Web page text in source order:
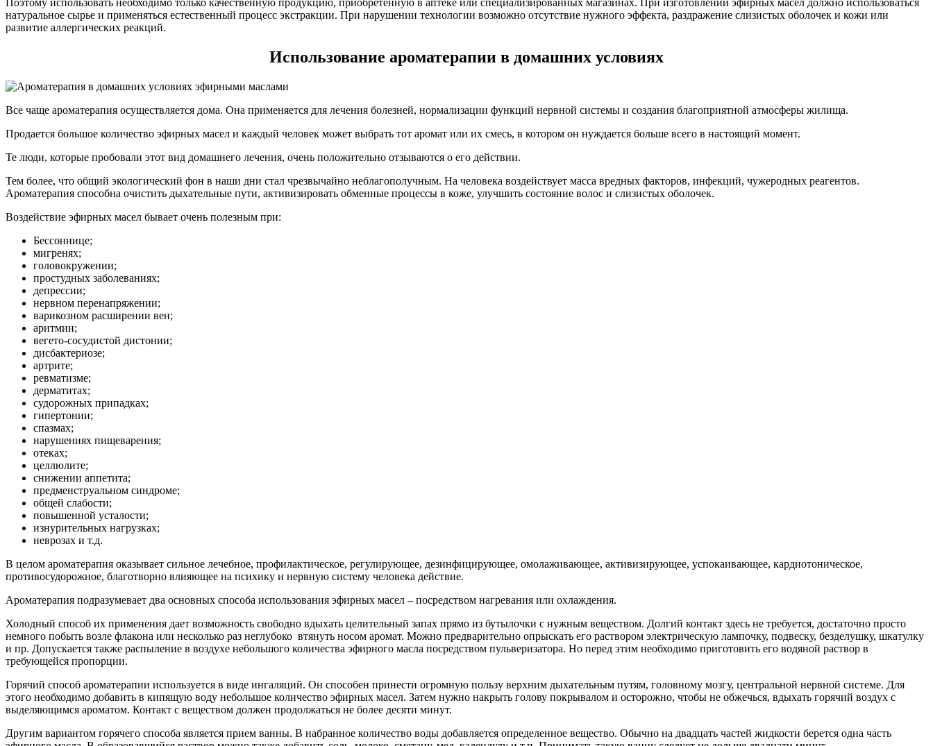
Поэтому использовать необходимо только качественную продукцию, приобретенную в аптеке или специализированных магазинах. При изготовлении эфирных масел должно использоваться
натуральное сырье и применяться естественный процесс экстракции. При нарушении технологии возможно отсутствие нужного эффекта, раздражение слизистых оболочек и кожи или
развитие аллергических реакций.
Использование ароматерапии в домашних условиях
Все чаще ароматерапия осуществляется дома. Она применяется для лечения болезней, нормализации функций нервной системы и создания благоприятной атмосферы жилища.
Продается большое количество эфирных масел и каждый человек может выбрать тот аромат или их смесь, в котором он нуждается больше всего в настоящий момент.
Те люди, которые пробовали этот вид домашнего лечения, очень положительно отзываются о его действии.
Тем более, что общий экологический фон в наши дни стал чрезвычайно неблагополучным. На человека воздействует масса вредных факторов, инфекций, чужеродных реагентов.
Ароматерапия способна очистить дыхательные пути, активизировать обменные процессы в коже, улучшить состояние волос и слизистых оболочек.
Воздействие эфирных масел бывает очень полезным при:
Бессоннице;
мигренях;
головокружении;
простудных заболеваниях;
депрессии;
нервном перенапряжении;
варикозном расширении вен;
аритмии;
вегето-сосудистой дистонии;
дисбактериозе;
артрите;
ревматизме;
дерматитах;
судорожных припадках;
гипертонии;
спазмах;
нарушениях пищеварения;
отеках;
целлюлите;
снижении аппетита;
предменструальном синдроме;
общей слабости;
повышенной усталости;
изнурительных нагрузках;
неврозах и т.д.
В целом ароматерапия оказывает сильное лечебное, профилактическое, регулирующее, дезинфицирующее, омолаживающее, активизирующее, успокаивающее, кардиотоническое,
противосудорожное, благотворно влияющее на психику и нервную систему человека действие.
Ароматерапия подразумевает два основных способа использования эфирных масел – посредством нагревания или охлаждения.
Холодный способ их применения дает возможность свободно вдыхать целительный запах прямо из бутылочки с нужным веществом. Долгий контакт здесь не требуется, достаточно просто
немного побыть возле флакона или несколько раз неглубоко втянуть носом аромат. Можно предварительно опрыскать его раствором электрическую лампочку, подвеску, безделушку, шкатулку
и пр. Допускается также распыление в воздухе небольшого количества эфирного масла посредством пульверизатора. Но перед этим необходимо приготовить его водяной раствор в
требующейся пропорции.
Горячий способ ароматерапии используется в виде ингаляций. Он способен принести огромную пользу верхним дыхательным путям, головному мозгу, центральной нервной системе. Для
этого необходимо добавить в кипящую воду небольшое количество эфирных масел. Затем нужно накрыть голову покрывалом и осторожно, чтобы не обжечься, вдыхать горячий воздух с
выделяющимся ароматом. Контакт с веществом должен продолжаться не более десяти минут.
Другим вариантом горячего способа является прием ванны. В набранное количество воды добавляется определенное вещество. Обычно на двадцать частей жидкости берется одна часть